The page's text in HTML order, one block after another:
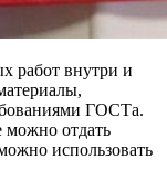
работ внутри и
ГОСТа.
можно отдать
использовать